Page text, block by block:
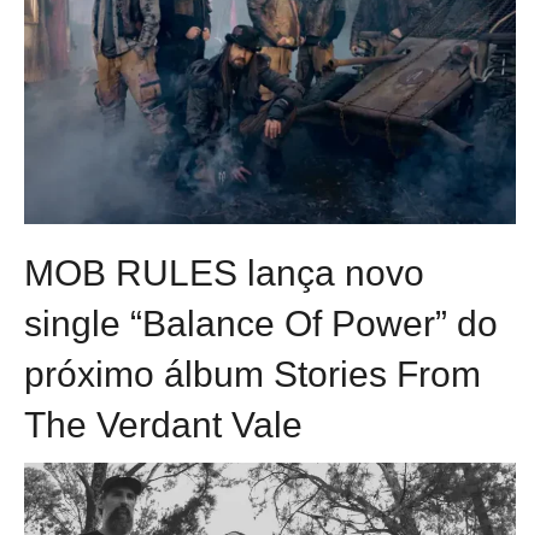
MOB RULES lança novo
single “Balance Of Power” do
próximo álbum Stories From
The Verdant Vale